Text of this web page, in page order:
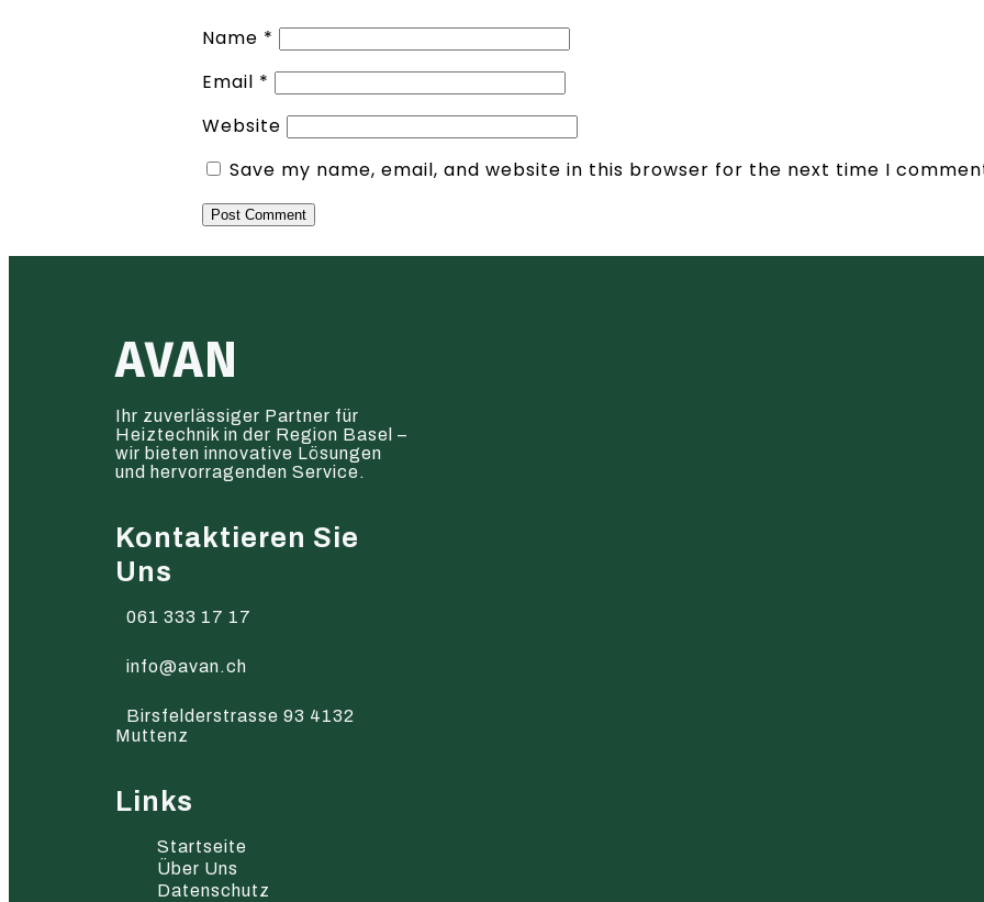
Name *
Email *
Website
Save my name, email, and website in this browser for the next time I
AVAN
Ihr zuverlässiger Partner für
Heiztechnik in der Region Basel –
wir bieten innovative Lösungen
und hervorragenden Service.
Kontaktieren Sie
Uns
061 333 17 17
info@avan.ch
Birsfelderstrasse 93 4132
Muttenz
Links
Startseite
Über Uns
Datenschutz